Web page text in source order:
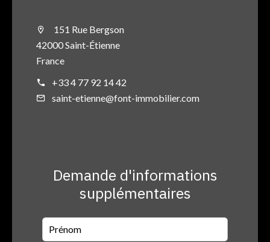
151 Rue Bergson
42000 Saint-Étienne
France
+33 4 77 92 14 42
saint-etienne@font-immobilier.com
Demande d'informations
supplémentaires